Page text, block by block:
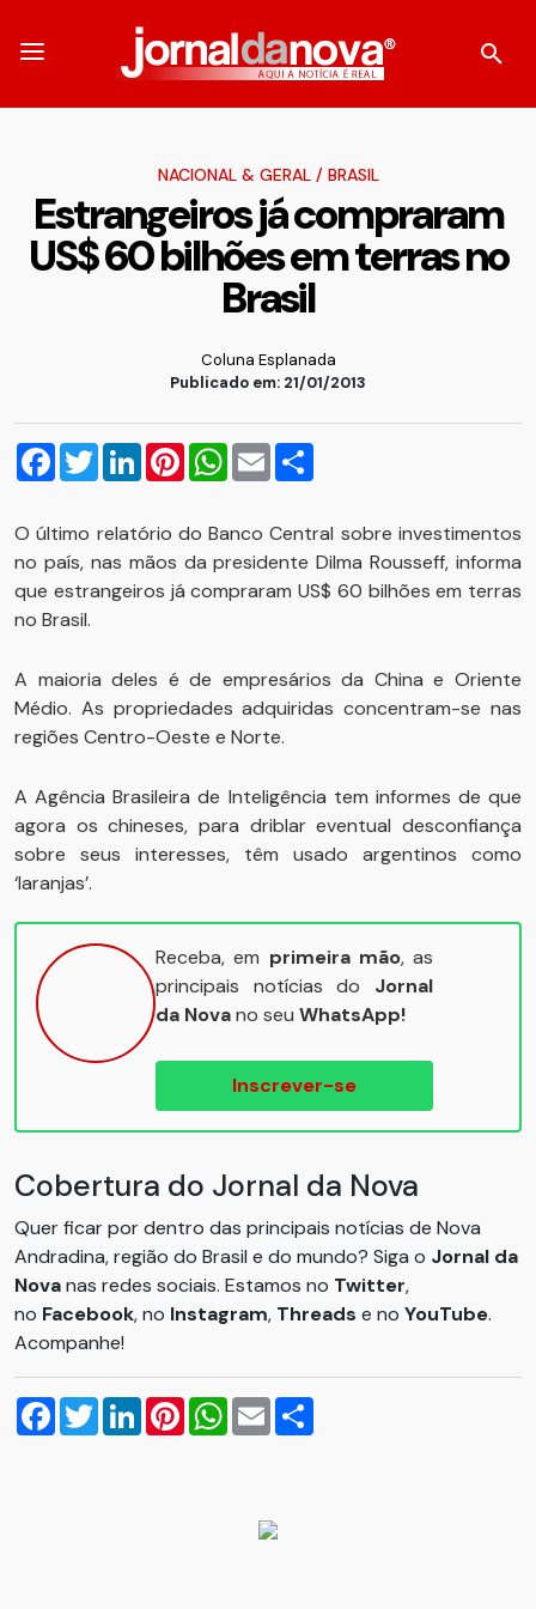
NACIONAL & GERAL/ BRASIL
Estrangeiros já compraram
US$ 60 bilhões em terras no
Brasil
Coluna Esplanada
Publicado em: 21/01/2013
Facebook
TwitterLinkedInPinterestWhatsApp
Email
O último relatório do Banco Central sobre investimentos
no país, nas mãos da presidente Dilma Rousseff, informa
que estrangeiros já compraram US$ 60 bilhões em terras
no Brasil.
A maioria deles é de empresários da China e Oriente
Médio. As propriedades adquiridas concentram-se nas
regiões Centro-Oeste e Norte.
A Agência Brasileira de Inteligência tem informes de que
agora os chineses, para driblar eventual desconfiança
sobre seus interesses, têm usado argentinos como
‘laranjas’.
Receba, em primeira mão, as
principais notícias do Jornal
da Novano seu WhatsApp!
Inscrever-se
Cobertura do Jornal da Nova
Quer ficar por dentro das principais notícias de Nova
Andradina, região do Brasil e do mundo? Siga o Jornal da
Novanas redes sociais. Estamos no Twitter,
no Facebook, no Instagram, Threads e no YouTube.
Acompanhe!
Facebook
TwitterLinkedInPinterestWhatsApp
Email